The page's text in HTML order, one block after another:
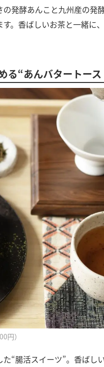
発酵あんこと九州産の発
。香ばしいお茶と一緒に
る“あんバタートー
円）
“腸活スイーツ”。香ばし